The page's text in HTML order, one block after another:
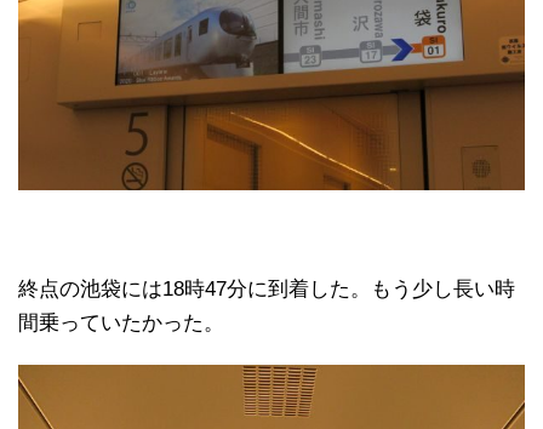
終点の池袋には18時47分に到着した。もう少し長い時
間乗っていたかった。